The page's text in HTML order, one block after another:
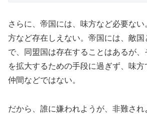
さらに、帝国には、味方など必要な
方など存在しえない。帝国には、敵国
で、同盟国は存在することはあるが
を拡大するための手段に過ぎず、味
仲間などではない。
だから、誰に嫌われようが、非難さ